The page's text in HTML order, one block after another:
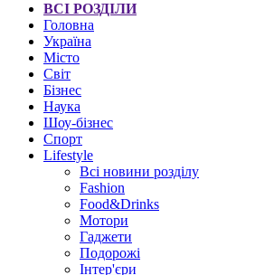
ВСІ РОЗДІЛИ
Головна
Україна
Місто
Світ
Бізнес
Наука
Шоу-бізнес
Спорт
Lifestyle
Всі новини розділу
Fashion
Food&Drinks
Мотори
Гаджети
Подорожі
Інтер'єри